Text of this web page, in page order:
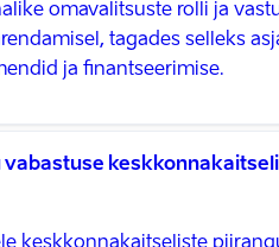
omavalitsuste rolli ja
tagades selleks
ja finantseerimise.